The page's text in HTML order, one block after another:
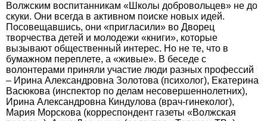
Волжским воспитанникам «Школы добровольцев» не до
скуки. Они всегда в активном поиске новых идей.
Посовещавшись, они «пригласили» во Дворец
творчества детей и молодежи «книги», которые
вызывают общественный интерес. Но не те, что в
бумажном переплете, а «живые». В беседе с
волонтерами приняли участие люди разных профессий
– Ирина Александровна Золотова (психолог), Екатерина
Васюкова (инспектор по делам несовершеннолетних),
Ирина Александровна Киндулова (врач-гинеколог),
Мария Морскова (корреспондент газеты «Волжская